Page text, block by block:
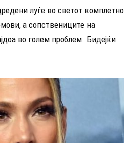
луѓе во светот комплетно
а сопствениците на
во голем проблем. Бидејќи